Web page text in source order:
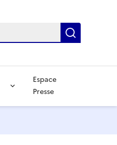
Espace
Presse